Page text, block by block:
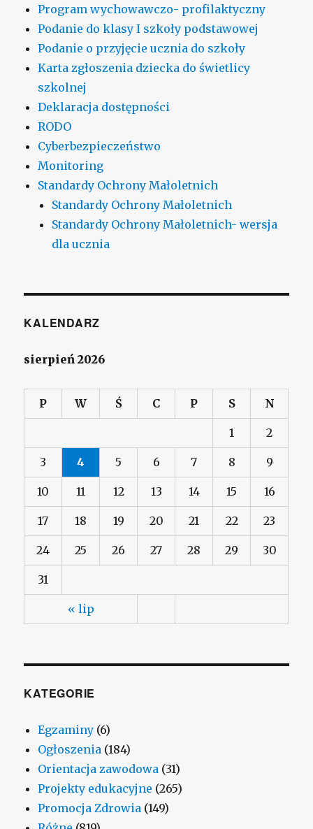
Program wychowawczo- profilaktyczny
Podanie do klasy I szkoły podstawowej
Podanie o przyjęcie ucznia do szkoły
Karta zgłoszenia dziecka do świetlicy
szkolnej
Deklaracja dostępności
RODO
Cyberbezpieczeństwo
Monitoring
Standardy Ochrony Małoletnich
Standardy Ochrony Małoletnich
Standardy Ochrony Małoletnich- wersja
dla ucznia
KALENDARZ
sierpień 2026
P W Ś C P S N
« lip
1 2
3 4 5 6 7 8 9
10 11 12 13 14 15 16
17 18 19 20 21 22 23
24 25 26 27 28 29 30
31
KATEGORIE
Egzaminy (6)
Ogłoszenia (184)
Orientacja zawodowa (31)
Projekty edukacyjne (265)
Promocja Zdrowia (149)